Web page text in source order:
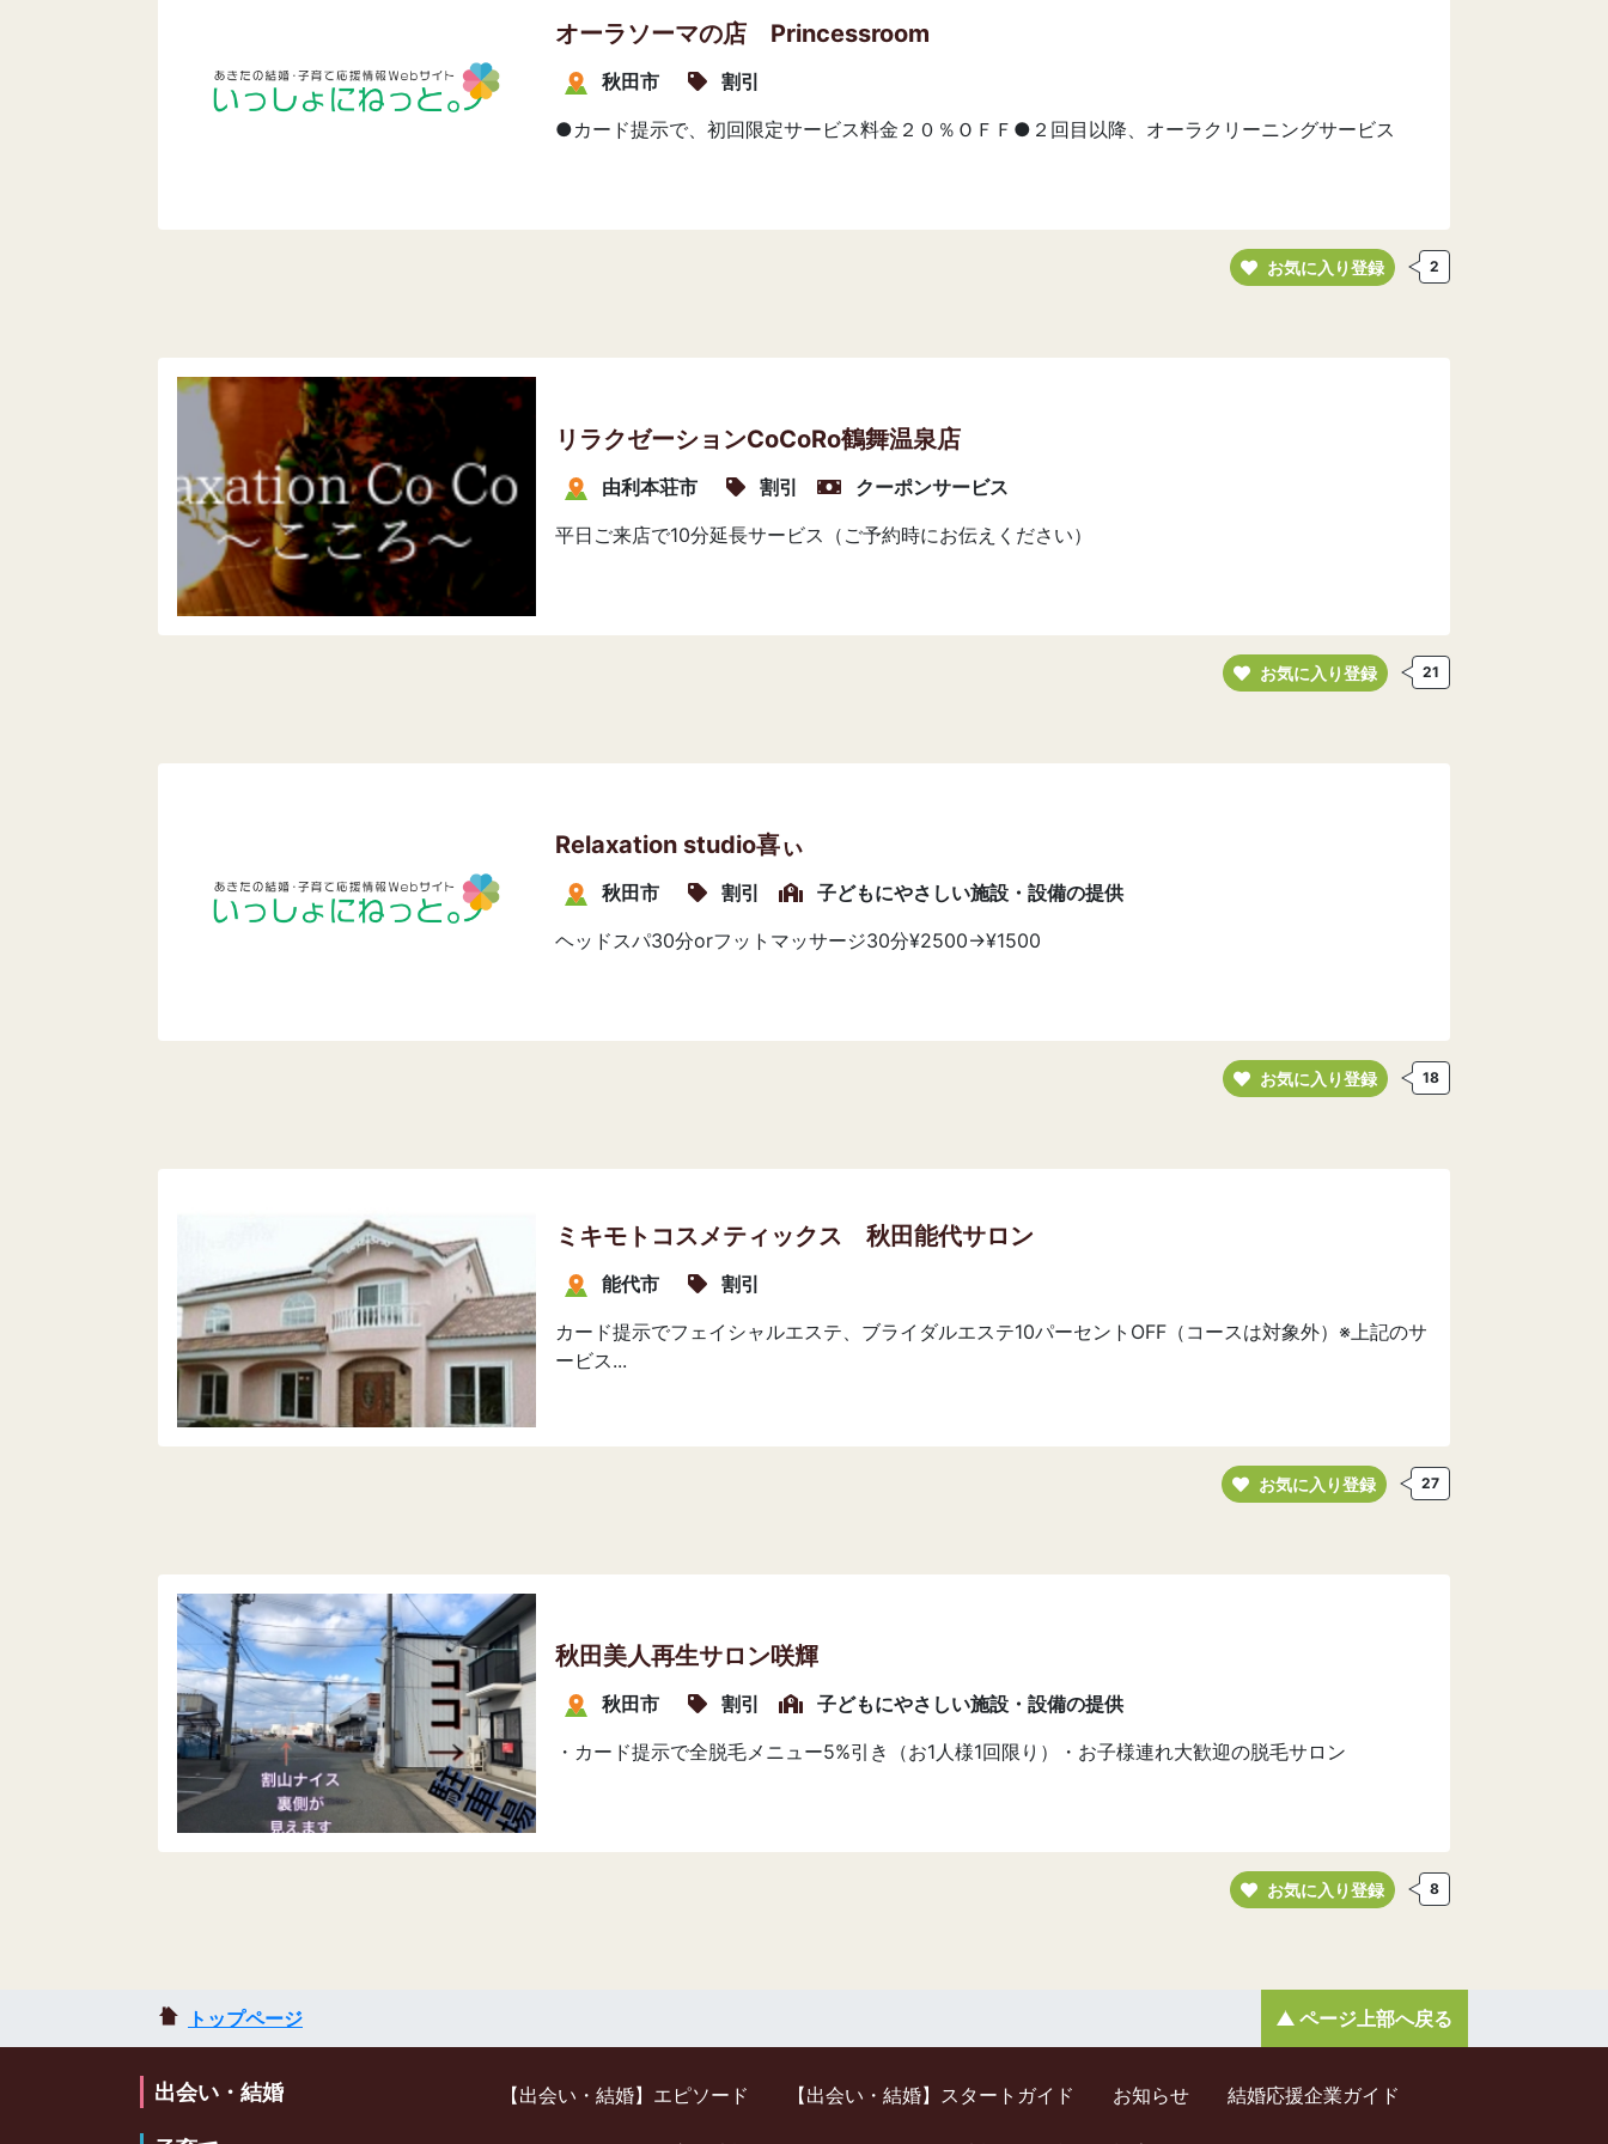
オーラソーマの店 Princessroom
秋田市
割引
●カード提示で、初回限定サービス料金２０％ＯＦＦ●２回目以降、オーラクリーニングサービス
お気に入り登録 2
リラクゼーションCoCoRo鶴舞温泉店
由利本荘市 割引
クーポンサービス
平日ご来店で10分延長サービス（ご予約時にお伝えください）
お気に入り登録 21
Relaxation studio喜ぃ
秋田市 割引
子どもにやさしい施設・設備の提供
ヘッドスパ30分orフットマッサージ30分¥2500→¥1500
お気に入り登録 18
ミキモトコスメティックス 秋田能代サロン
能代市
割引
カード提示でフェイシャルエステ、ブライダルエステ10パーセントOFF（コースは対象外）※上記のサ
ービス...
お気に入り登録 27
秋田美人再生サロン咲輝
秋田市 割引
子どもにやさしい施設・設備の提供
・カード提示で全脱毛メニュー5%引き（お1人様1回限り）・お子様連れ大歓迎の脱毛サロン
お気に入り登録 8
トップページ ページ上部へ戻る
出会い・結婚 【出会い・結婚】エピソード 【出会い・結婚】スタートガイド お知らせ 結婚応援企業ガイド